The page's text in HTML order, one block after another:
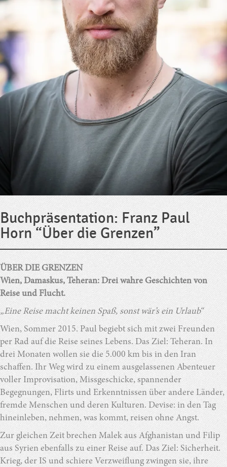
Buchpräsentation: Franz Paul
Horn “Über die Grenzen”
ÜBER DIE GRENZEN
Wien, Damaskus, Teheran: Drei wahre Geschichten von
Reise und Flucht.
„Eine Reise macht keinen Spaß, sonst wär’s ein Urlaub“
Wien, Sommer 2015. Paul begiebt sich mit zwei Freunden
per Rad auf die Reise seines Lebens. Das Ziel: Teheran. In
drei Monaten wollen sie die 5.000 km bis in den Iran
schaffen. Ihr Weg wird zu einem ausgelassenen Abenteuer
voller Improvisation, Missgeschicke, spannender
Begegnungen, Flirts und Erkenntnissen über andere Länder,
fremde Menschen und deren Kulturen. Devise: in den Tag
hineinleben, nehmen, was kommt, reisen ohne Angst.
Zur gleichen Zeit brechen Malek aus Afghanistan und Filip
aus Syrien ebenfalls zu einer Reise auf. Das Ziel: Sicherheit.
Krieg, der IS und schiere Verzweiflung zwingen sie, ihre